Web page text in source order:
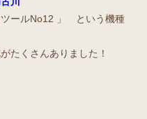
ールNo12 」 という機種
たくさんありました！